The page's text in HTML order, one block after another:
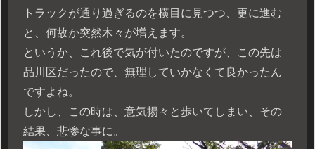
トラックが通り過ぎるのを横目に見つつ、更に進む
と、何故か突然木々が増えます。
というか、これ後で気が付いたのですが、この先は
品川区だったので、無理していかなくて良かったん
ですよね。
しかし、この時は、意気揚々と歩いてしまい、その
結果、悲惨な事に。